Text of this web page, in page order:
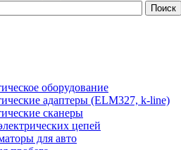
оборудование
адаптеры (ELM327, k-line)
сканеры
цепей
для авто